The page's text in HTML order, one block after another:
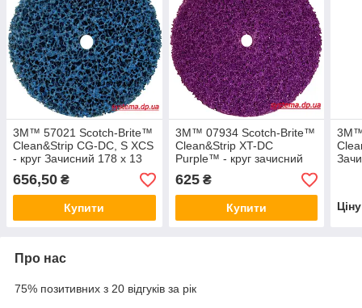
3М™ 57021 Scotch-Brite™
Clean&Strip CG-DC, S XCS
- круг Зачисний 178 x 13
мм
656,50 ₴
Купити
3М™ 07934 Scotch-Brite™
Clean&Strip XT-DC
Purple™ - круг зачисний
150 x 13 мм
625₴
Купити
3М™
Про нас
75% позитивних з 20 відгуків за рік